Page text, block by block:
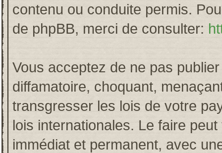
contenu ou conduite permis.
de phpBB, merci de consulter:
Vous acceptez de ne pas
diffamatoire, choquant,
transgresser les lois de votre
lois internationales. Le faire
immédiat et permanent, avec